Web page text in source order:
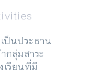
นประธาน
ลุ่มสาระ
เรียนที่มี